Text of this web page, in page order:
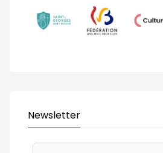
Newsletter